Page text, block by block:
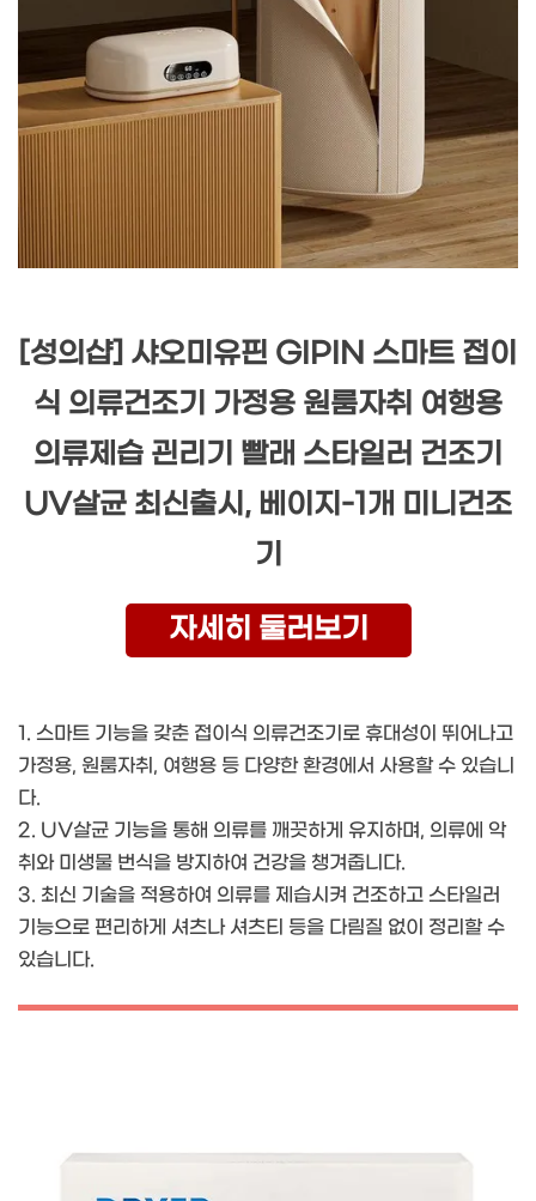
[성의샵] 샤오미유핀 GIPIN 스마트 접이
식 의류건조기 가정용 원룸자취 여행용
의류제습 괸리기 빨래 스타일러 건조기
UV살균 최신출시, 베이지-1개 미니건조
기
자세히 둘러보기
1. 스마트 기능을 갖춘 접이식 의류건조기로 휴대성이 뛰어나고
가정용, 원룸자취, 여행용 등 다양한 환경에서 사용할 수 있습니
다.
2. UV살균 기능을 통해 의류를 깨끗하게 유지하며, 의류에 악
취와 미생물 번식을 방지하여 건강을 챙겨줍니다.
3. 최신 기술을 적용하여 의류를 제습시켜 건조하고 스타일러
기능으로 편리하게 셔츠나 셔츠티 등을 다림질 없이 정리할 수
있습니다.